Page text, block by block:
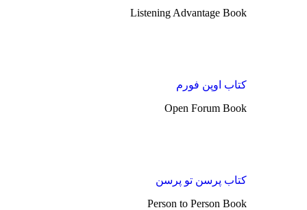
Listening Advantage Book
کتاب اوپن فورم
Open Forum Book
کتاب پرسن تو پرسن
Person to Person Book